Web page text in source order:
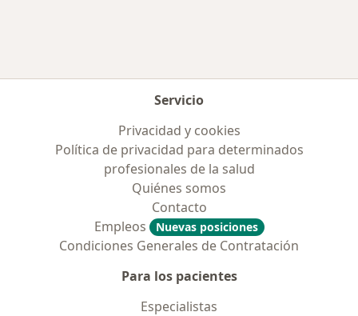
Servicio
Privacidad y cookies
Política de privacidad para determinados
profesionales de la salud
Quiénes somos
Contacto
Empleos
Nuevas posiciones
Condiciones Generales de Contratación
Para los pacientes
Especialistas